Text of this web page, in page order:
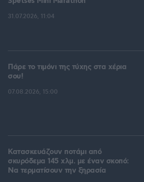
31.07.2026, 11:04
Πάρε το τιμόνι της τύχης στα χέρια
σου!
07.08.2026, 15:00
Κατασκευάζουν ποτάμι από
σκυρόδεμα 145 χλμ. με έναν σκοπό:
Να τερματίσουν την ξηρασία